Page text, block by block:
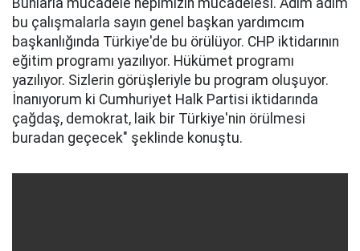
Bunlarla mücadele hepimizin mücadelesi. Adım adım
bu çalışmalarla sayın genel başkan yardımcım
başkanlığında Türkiye'de bu örülüyor. CHP iktidarının
eğitim programı yazılıyor. Hükümet programı
yazılıyor. Sizlerin görüşleriyle bu program oluşuyor.
İnanıyorum ki Cumhuriyet Halk Partisi iktidarında
çağdaş, demokrat, laik bir Türkiye'nin örülmesi
buradan geçecek" şeklinde konuştu.